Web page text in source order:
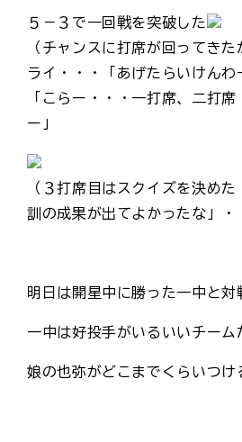
５－３で一回戦を突破した
（チャンスに打席が回ってき
ライ・・・「あげたらいけんわ
「こらー・・・一打席、二打
ー」
（３打席目はスクイズを決め
訓の成果が出てよかったな」・
明日は開星中に勝った一中と対
一中は好投手がいるいいチーム
娘の也弥がどこまでくらいつけ